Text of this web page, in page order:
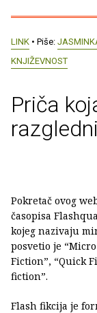
LINK • Piše:
KNJIŽEVNOST
Priča
Pokretač ovog
časopisa
kojeg nazivaju
posvetio je
Fiction”, “Quick
fiction”.
Flash fikcija je